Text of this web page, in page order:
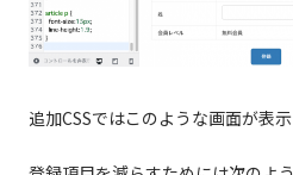
追加CSSではこのような画面が表示